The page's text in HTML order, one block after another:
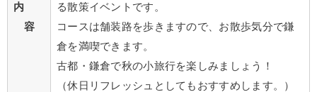
内
容
る散策イベントです。
コースは舗装路を歩きますので、お散歩気分で鎌
倉を満喫できます。
古都・鎌倉で秋の小旅行を楽しみましょう！
（休日リフレッシュとしてもおすすめします。）